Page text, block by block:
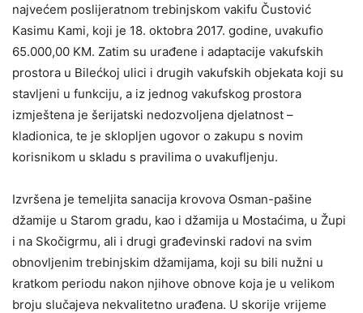
najvećem poslijeratnom trebinjskom vakifu Čustović
Kasimu Kami, koji je 18. oktobra 2017. godine, uvakufio
65.000,00 KM. Zatim su urađene i adaptacije vakufskih
prostora u Bilećkoj ulici i drugih vakufskih objekata koji su
stavljeni u funkciju, a iz jednog vakufskog prostora
izmještena je šerijatski nedozvoljena djelatnost –
kladionica, te je sklopljen ugovor o zakupu s novim
korisnikom u skladu s pravilima o uvakufljenju.
Izvršena je temeljita sanacija krovova Osman-pašine
džamije u Starom gradu, kao i džamija u Mostaćima, u Župi
i na Skočigrmu, ali i drugi građevinski radovi na svim
obnovljenim trebinjskim džamijama, koji su bili nužni u
kratkom periodu nakon njihove obnove koja je u velikom
broju slučajeva nekvalitetno urađena. U skorije vrijeme